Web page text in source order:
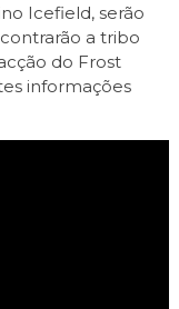
Icefield, serão
a tribo
do Frost
informações